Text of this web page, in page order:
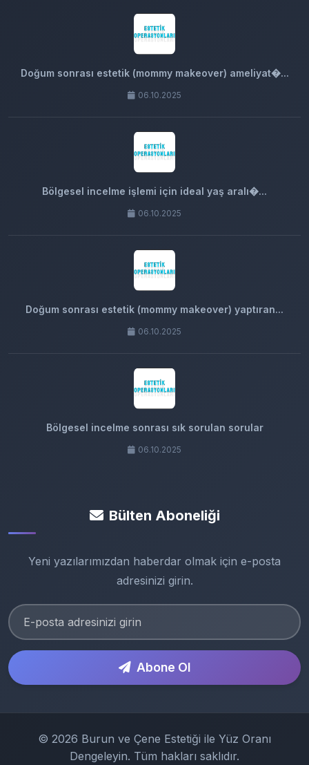
Doğum sonrası estetik (mommy makeover) ameliyat�...
06.10.2025
Bölgesel incelme işlemi için ideal yaş aralı�...
06.10.2025
Doğum sonrası estetik (mommy makeover) yaptıran...
06.10.2025
Bölgesel incelme sonrası sık sorulan sorular
06.10.2025
Bülten Aboneliği
Yeni yazılarımızdan haberdar olmak için e-posta
adresinizi girin.
Abone Ol
© 2026 Burun ve Çene Estetiği ile Yüz Oranı
Dengeleyin. Tüm hakları saklıdır.